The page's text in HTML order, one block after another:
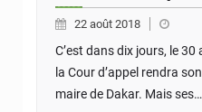
22 août 2018
C’est dans dix jours, le
la Cour d’appel rendra
maire de Dakar. Mais ses…